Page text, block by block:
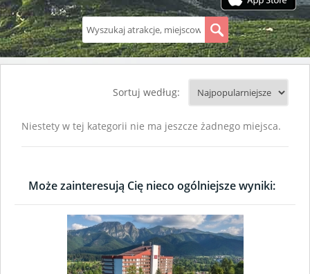
Sortuj według:
Niestety w tej kategorii nie ma jeszcze żadnego miejsca.
Może zainteresują Cię nieco ogólniejsze wyniki: